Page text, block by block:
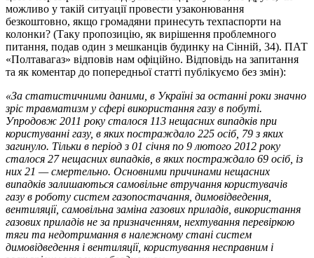
можливо у такій ситуації провести узаконювання
безкоштовно, якщо громадяни принесуть техпаспорти на
колонки? (Таку пропозицію, як вирішення проблемного
питання, подав один з мешканців будинку на Сінній, 34). ПАТ
«Полтавагаз» відповів нам офіційно. Відповідь на запитання
та як коментар до попередньої статті публікуємо без змін):
«За статистичними даними, в Україні за останні роки значно
зріс травматизм у сфері використання газу в побуті.
Упродовж 2011 року сталося 113 нещасних випадків при
користуванні газу, в яких постраждало 225 осіб, 79 з яких
загинуло. Тільки в період з 01 січня по 9 лютого 2012 року
сталося 27 нещасних випадків, в яких постраждало 69 осіб, із
них 21 — смертельно. Основними причинами нещасних
випадків залишаються самовільне втручання користувачів
газу в роботу систем газопостачання, димовідведення,
вентиляції, самовільна заміна газових приладів, використання
газових приладів не за призначенням, нехтування перевіркою
тяги та недотримання в належному стані систем
димовідведення і вентиляції, користування несправним і